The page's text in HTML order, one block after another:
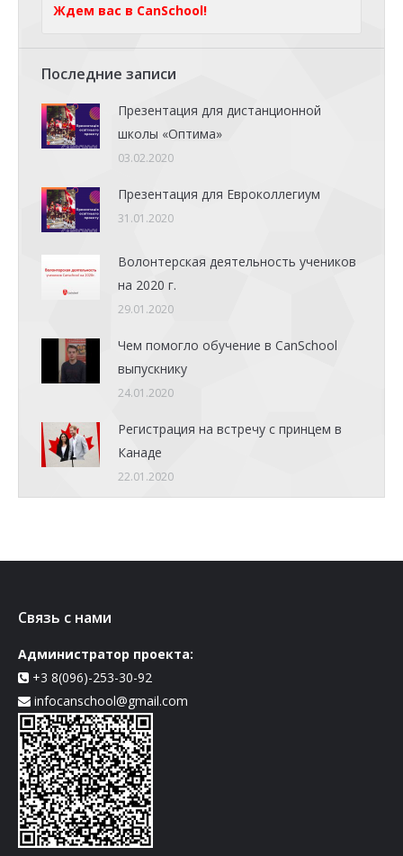
Ждем вас в CanSchool!
Последние записи
Презентация для дистанционной
школы «Оптима»
03.02.2020
Презентация для Евроколлегиум
31.01.2020
Волонтерская деятельность учеников
на 2020 г.
29.01.2020
Чем помогло обучение в CanSchool
выпускнику
24.01.2020
Регистрация на встречу с принцем в
Канаде
22.01.2020
Связь с нами
Администратор проекта:
+3 8(096)-253-30-92
infocanschool@gmail.com